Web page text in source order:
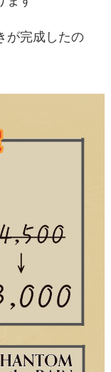
が完成したの